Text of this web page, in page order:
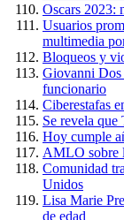
Oscars 2023:
Usuarios
multimedia
Bloqueos y
Giovanni Dos
funcionario
Ciberestafas
Se revela que
Hoy cumple
AMLO sobre
Comunidad
Unidos
Lisa Marie
de edad